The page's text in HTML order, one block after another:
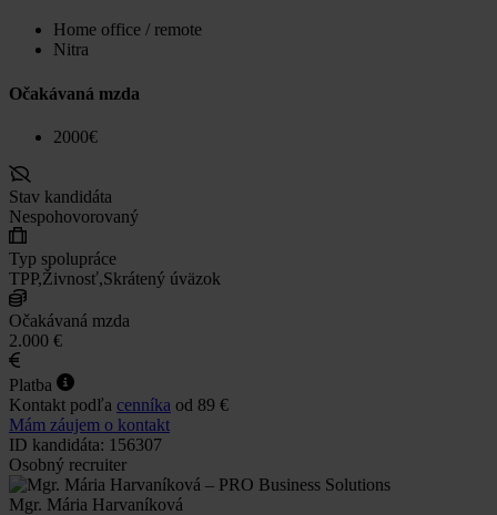
Home office / remote
Nitra
Očakávaná mzda
2000€
Stav kandidáta
Nespohovorovaný
Typ spolupráce
TPP,Živnosť,Skrátený úväzok
Očakávaná mzda
2.000 €
Platba
Kontakt podľa cenníka od 89 €
Mám záujem o kontakt
ID kandidáta: 156307
Osobný recruiter
Mgr. Mária Harvaníková